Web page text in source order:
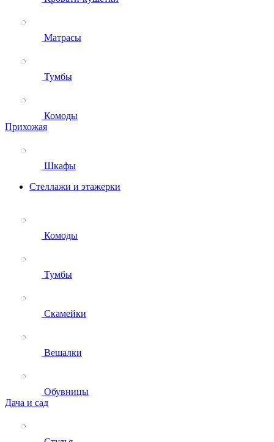
Матрасы
Тумбы
Комоды
Прихожая
Шкафы
Стеллажи и этажерки
Комоды
Тумбы
Скамейки
Вешалки
Обувницы
Дача и сад